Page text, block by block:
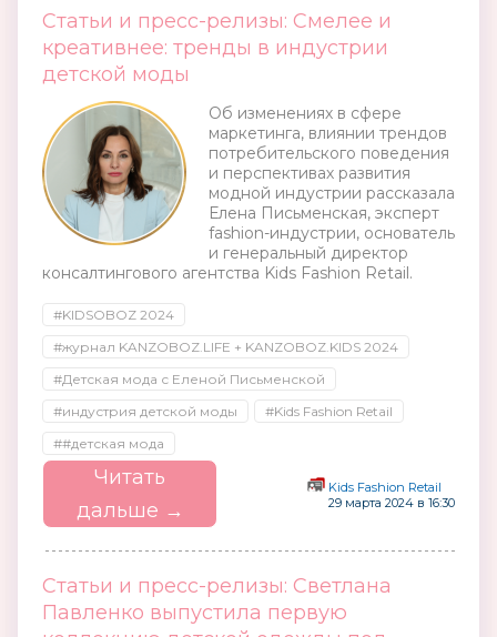
Статьи и пресс-релизы: Смелее и
креативнее: тренды в индустрии
детской моды
Об изменениях в сфере
маркетинга, влиянии трендов
потребительского поведения
и перспективах развития
модной индустрии рассказала
Елена Письменская, эксперт
fashion-индустрии, основатель
и генеральный директор
консалтингового агентства Kids Fashion Retail.
#KIDSOBOZ 2024
#журнал KANZOBOZ.LIFE + KANZOBOZ.KIDS 2024
#Детская мода с Еленой Письменской
#индустрия детской моды
#Kids Fashion Retail
##детская мода
Читать
дальше →
Kids Fashion Retail
29 марта 2024 в 16:30
Статьи и пресс-релизы: Светлана
Павленко выпустила первую